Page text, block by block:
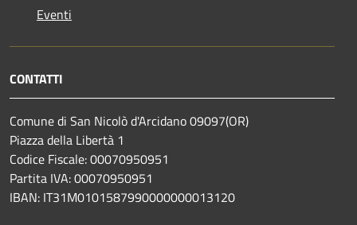
Eventi
CONTATTI
Comune di San Nicolò d'Arcidano 09097(OR)
Piazza della Libertà 1
Codice Fiscale: 00070950951
Partita IVA: 00070950951
IBAN: IT31M0101587990000000013120